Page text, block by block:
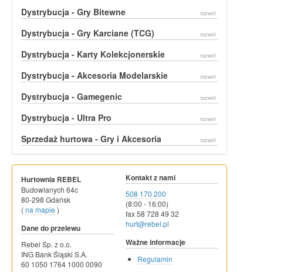
Dystrybucja - Gry Bitewne rozwiń
Dystrybucja - Gry Karciane (TCG) rozwiń
Dystrybucja - Karty Kolekcjonerskie rozwiń
Dystrybucja - Akcesoria Modelarskie rozwiń
Dystrybucja - Gamegenic rozwiń
Dystrybucja - Ultra Pro rozwiń
Sprzedaż hurtowa - Gry i Akcesoria rozwiń
Hurtownia REBEL
Budowlanych 64c
80-298 Gdańsk
(na mapie )
Dane do przelewu
Rebel Sp. z o.o.
ING Bank Śląski S.A.
60 1050 1764 1000 0090
Kontakt z nami
508 170 200
(8:00 - 16:00)
fax 58 728 49 32
hurt@rebel.pl
Ważne informacje
Regulamin